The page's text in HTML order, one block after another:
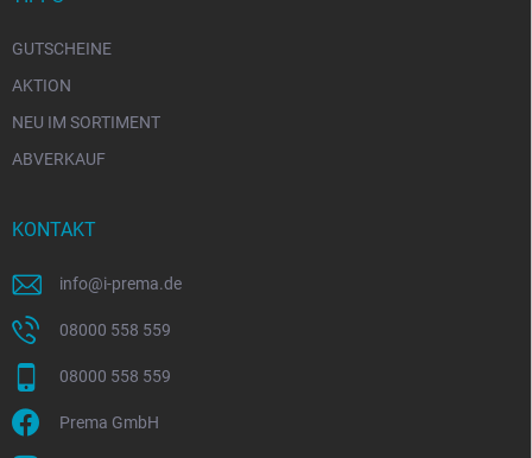
GUTSCHEINE
AKTION
NEU IM SORTIMENT
ABVERKAUF
KONTAKT
info@i-prema.de
08000 558 559
08000 558 559
Prema GmbH